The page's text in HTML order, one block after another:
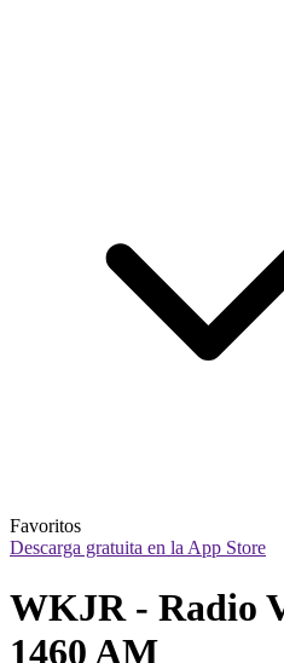
Favoritos
Descarga gratuita en la App Store
WKJR - Radio
1460 AM